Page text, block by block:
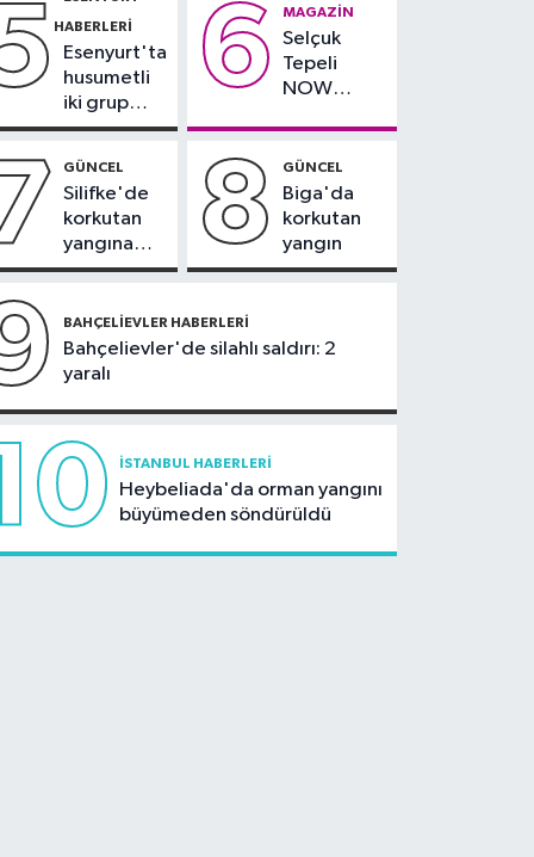
Olympos Regatta için
geri sayım başladı
bazı yollar
kapatılacak
teslim
alındı
HABERLERI
Esenyurt'ta
husumetli
iki grup
arasında
kavga
6 MAGAZIN
Selçuk
Tepeli
NOW
duyurdu
GÜNCEL
Silifke'de
korkutan
yangına
havadan ve
müdahale
8 GÜNCEL
Biga'da
korkutan
yangın
BAHÇELIEVLER HABERLERI
Bahçelievler'de silahlı saldırı: 2
yaralı
İSTANBUL HABERLERI
Heybeliada'da orman yangını
büyümeden söndürüldü